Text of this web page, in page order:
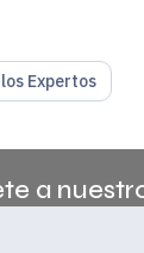
Expertos
a